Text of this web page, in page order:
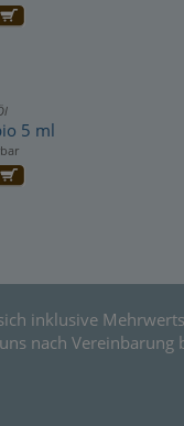
5 ml
inklusive
nach